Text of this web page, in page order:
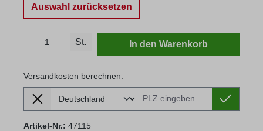
Auswahl zurücksetzen
Produkt Anzahl: Gib den gewünschten
St. In den Warenkorb
Versandkosten berechnen:
Lieferland
Versandkosten berechnen:
Artikel-Nr.: 47115